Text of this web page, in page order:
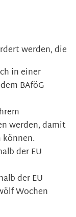
werden, die
in einer
BAföG
werden, damit
können.
der EU
der EU
Wochen